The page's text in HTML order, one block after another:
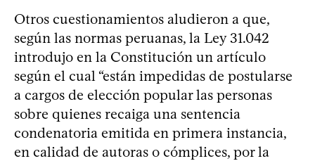
Otros cuestionamientos aludieron a que,
según las normas peruanas, la Ley 31.042
introdujo en la Constitución un artículo
según el cual “están impedidas de postularse
a cargos de elección popular las personas
sobre quienes recaiga una sentencia
condenatoria emitida en primera instancia,
en calidad de autoras o cómplices, por la